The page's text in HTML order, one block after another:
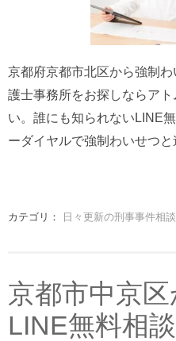
京都府京都市北区から強制
護士事務所をお探しならア
い。誰にも知られないLINE
ーダイヤルで強制わいせつと
カテゴリ： 日々更新の刑事事件相談
京都市中京
LINE無料相